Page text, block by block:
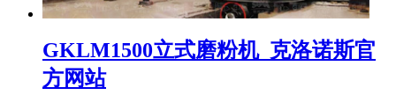
GKLM1500立式磨粉机_克洛诺斯官
方网站